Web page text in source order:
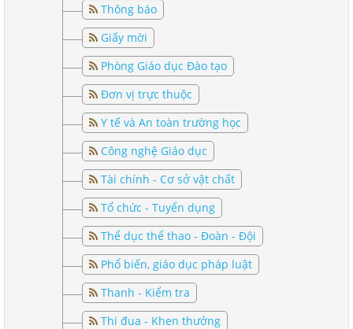
Thông báo
Giấy mời
Phòng Giáo dục Đào tạo
Đơn vị trực thuộc
Y tế và An toàn trường học
Công nghệ Giáo dục
Tài chính - Cơ sở vật chất
Tổ chức - Tuyển dụng
Thể dục thể thao - Đoàn - Đội
Phổ biến, giáo dục pháp luật
Thanh - Kiểm tra
Thi đua - Khen thưởng